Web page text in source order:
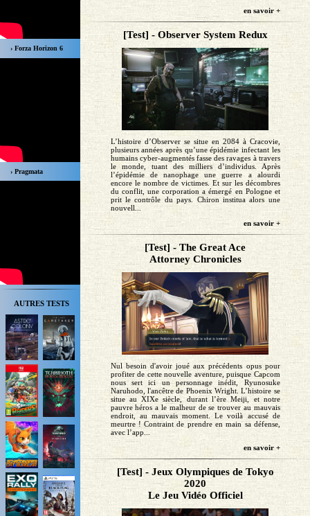
› Forza Horizon 6
› Pragmata
AUTRES TESTS
en savoir +
[Test] - Observer System Redux
L’histoire d’Observer se situe en 2084 à Cracovie,
plusieurs années après qu’une épidémie infectant les
humains cyber-augmentés fasse des ravages à travers
le monde, tuant des milliers d’individus. Après
l’épidémie de nanophage une guerre a alourdi
encore le nombre de victimes. Et sur les décombres
du conflit, une corporation a émergé en Pologne et
prit le contrôle du pays. Chiron institua alors une
nouvell...
en savoir +
[Test] - The Great Ace
Attorney Chronicles
Nul besoin d'avoir joué aux précédents opus pour
profiter de cette nouvelle aventure, puisque Capcom
nous sert ici un personnage inédit, Ryunosuke
Naruhodo, l'ancêtre de Phoenix Wright. L’histoire se
situe au XIXe siècle, durant l’ère Meiji, et notre
pauvre héros a le malheur de se trouver au mauvais
endroit, au mauvais moment. Le voilà accusé de
meurtre ! Contraint de prendre en main sa défense,
avec l’app...
en savoir +
[Test] - Jeux Olympiques de Tokyo
2020
Le Jeu Vidéo Officiel